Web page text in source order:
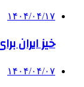
۱۴۰۴/۰۴/۱۷
خیز ایران
۱۴۰۴/۰۴/۰۷